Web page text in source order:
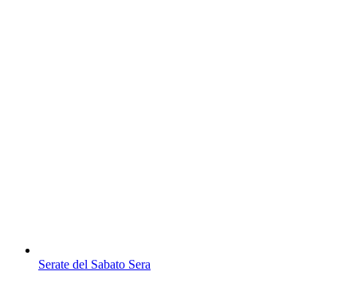
Serate del Sabato Sera